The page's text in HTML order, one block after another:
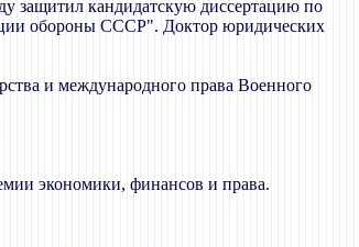
защитил кандидатскую диссертацию по
обороны СССР". Доктор юридических
и международного права Военного
экономики, финансов и права.